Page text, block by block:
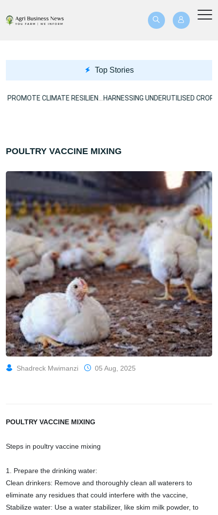
Top Stories
US$40.8M BREFOLES PROJECT TO PROMOTE CLIMATE RESILIENCE
POULTRY VACCINE MIXING
Shadreck Mwimanzi 05 Aug, 2025
POULTRY VACCINE MIXING
Steps in poultry vaccine mixing
1. Prepare the drinking water:
Clean drinkers: Remove and thoroughly clean all waterers to
eliminate any residues that could interfere with the vaccine,
Stabilize water: Use a water stabilizer, like skim milk powder, to